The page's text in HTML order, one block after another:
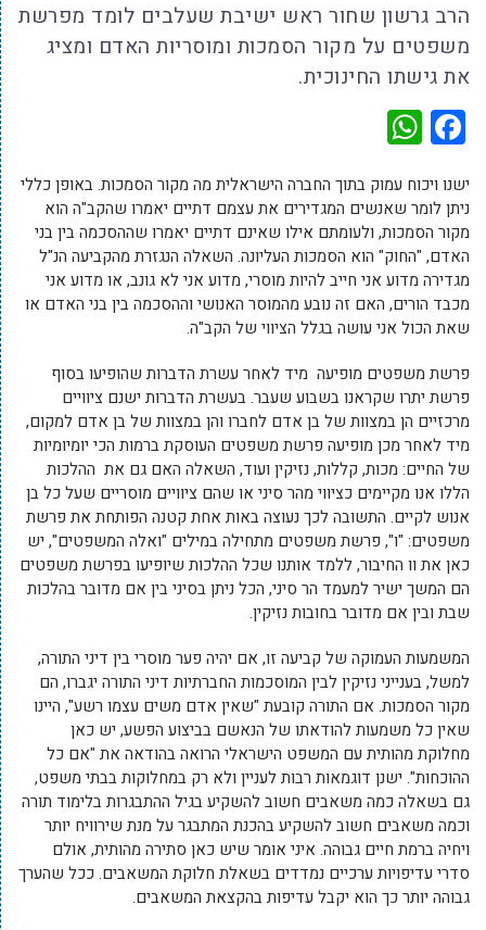
הרב גרשון שחור ראש ישיבת שעלבים לומד מפרשת
משפטים על מקור הסמכות ומוסריות האדם ומציג
את גישתו החינוכית.
Facebook
ישנו ויכוח עמוק בתוך החברה הישראלית מה מקור הסמכות. באופן כללי
ניתן לומר שאנשים המגדירים את עצמם דתיים יאמרו שהקב"ה הוא
מקור הסמכות, ולעומתם אילו שאינם דתיים יאמרו שההסכמה בין בני
האדם, "החוק" הוא הסמכות העליונה. השאלה הנגזרת מהקביעה הנ"ל
מגדירה מדוע אני חייב להיות מוסרי, מדוע אני לא גונב, או מדוע אני
מכבד הורים, האם זה נובע מהמוסר האנושי וההסכמה בין בני האדם או
שאת הכול אני עושה בגלל הציווי של הקב"ה.
פרשת משפטים מופיעה מיד לאחר עשרת הדברות שהופיעו בסוף
פרשת יתרו שקראנו בשבוע שעבר. בעשרת הדברות ישנם ציוויים
מרכזיים הן במצוות של בן אדם לחברו והן במצוות של בן אדם למקום,
מיד לאחר מכן מופיעה פרשת משפטים העוסקת ברמות הכי יומיומיות
של החיים: מכות, קללות, נזיקין ועוד, השאלה האם גם את ההלכות
הללו אנו מקיימים כציווי מהר סיני או שהם ציוויים מוסריים שעל כל בן
אנוש לקיים. התשובה לכך נעוצה באות אחת קטנה הפותחת את פרשת
משפטים: "ו", פרשת משפטים מתחילה במילים "ואלה המשפטים", יש
כאן את וו החיבור, ללמד אותנו שכל ההלכות שיופיעו בפרשת משפטים
הם המשך ישיר למעמד הר סיני, הכל ניתן בסיני בין אם מדובר בהלכות
שבת ובין אם מדובר בחובות נזיקין.
המשמעות העמוקה של קביעה זו, אם יהיה פער מוסרי בין דיני התורה,
למשל, בענייני נזיקין לבין המוסכמות החברתיות דיני התורה יגברו, הם
מקור הסמכות. אם התורה קובעת "שאין אדם משים עצמו רשע", היינו
שאין כל משמעות להודאתו של הנאשם בביצוע הפשע, יש כאן
מחלוקת מהותית עם המשפט הישראלי הרואה בהודאה את "אם כל
ההוכחות". ישנן דוגמאות רבות לעניין ולא רק במחלוקות בבתי משפט,
גם בשאלה כמה משאבים חשוב להשקיע בגיל ההתבגרות בלימוד תורה
וכמה משאבים חשוב להשקיע בהכנת המתבגר על מנת שירוויח יותר
ויחיה ברמת חיים גבוהה. איני אומר שיש כאן סתירה מהותית, אולם
סדרי עדיפויות ערכיים נמדדים בשאלת חלוקת המשאבים. ככל שהערך
גבוהה יותר כך הוא יקבל עדיפות בהקצאת המשאבים.